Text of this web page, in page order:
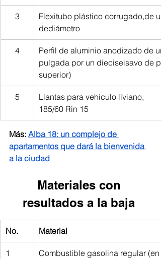
3
Flexitubo plástico corrugado,de
dediámetro
4
Perfil de aluminio anodizado de
pulgada por un dieciseisavo de
superior)
5
Llantas para vehículo liviano,
185/60 Rin 15
Más: Alba 18: un complejo de
apartamentos que dará la bienvenida
a la ciudad
Materiales con
resultados a la baja
No. Material
1 Combustible gasolina regular (en